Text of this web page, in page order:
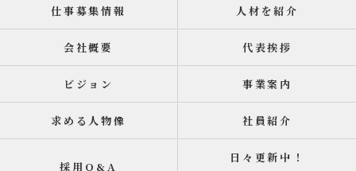
仕事募集情報
人材を紹介
会社概要 代表挨拶
ビジョン 事業案内
求める人物像 社員紹介
採用Q&A
日々更新中！